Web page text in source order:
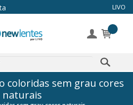
LIVO
coloridas sem grau cores
naturais